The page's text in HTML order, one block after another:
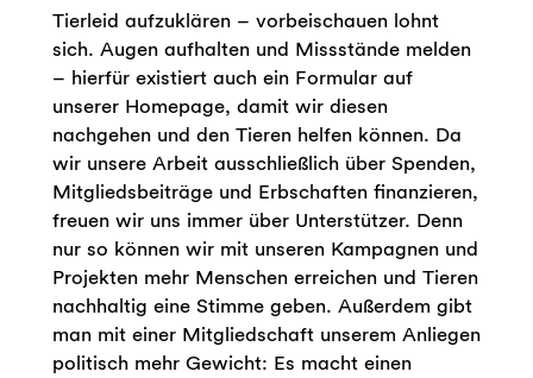
Tierleid aufzuklären – vorbeischauen lohnt
sich. Augen aufhalten und Missstände melden
– hierfür existiert auch ein Formular auf
unserer Homepage, damit wir diesen
nachgehen und den Tieren helfen können. Da
wir unsere Arbeit ausschließlich über Spenden,
Mitgliedsbeiträge und Erbschaften finanzieren,
freuen wir uns immer über Unterstützer. Denn
nur so können wir mit unseren Kampagnen und
Projekten mehr Menschen erreichen und Tieren
nachhaltig eine Stimme geben. Außerdem gibt
man mit einer Mitgliedschaft unserem Anliegen
politisch mehr Gewicht: Es macht einen